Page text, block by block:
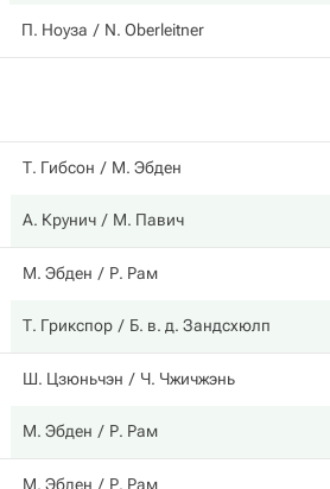
П. Ноуза N. Oberleitner
Т. Гибсон М. Эбден
А. Крунич М. Павич
М. Эбден Р. Рам
Т. Грикспор Б. в. д. Зандсхюлп
Ш. Цзюньчэн Ч. Чжичжэнь
М. Эбден Р. Рам
М. Эбден Р. Рам